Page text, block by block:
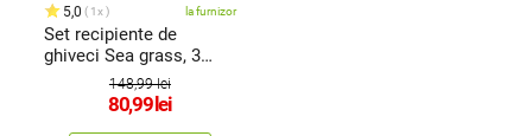
5,0 1x la furnizor
Set recipiente de
ghiveci Sea grass, 3
148,99 lei
80,99 lei